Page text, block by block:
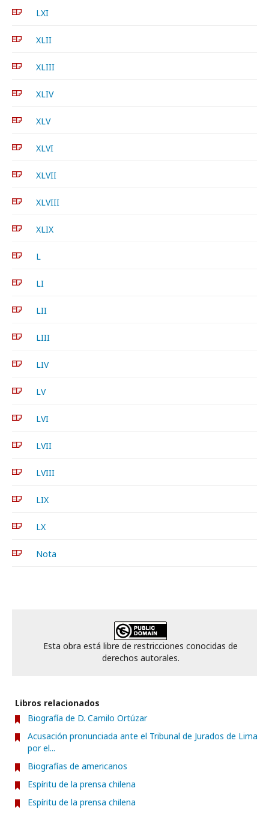
LXI
XLII
XLIII
XLIV
XLV
XLVI
XLVII
XLVIII
XLIX
L
LI
LII
LIII
LIV
LV
LVI
LVII
LVIII
LIX
LX
Nota
Esta obra está libre de restricciones conocidas de
derechos autorales.
Libros relacionados
Biografía de D. Camilo Ortúzar
Acusación pronunciada ante el Tribunal de Jurados de Lima
por el...
Biografías de americanos
Espíritu de la prensa chilena
Espíritu de la prensa chilena